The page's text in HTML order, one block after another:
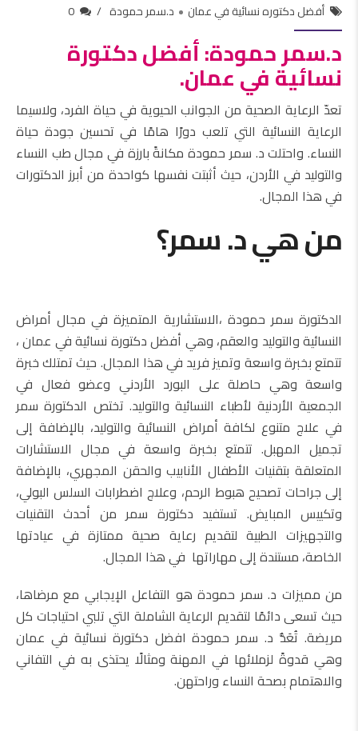
أفضل دكتوره نسائية في عمان د.سمر حمودة 0
د.سمر حمودة: أفضل دكتورة
نسائية في عمان.
تعدّ الرعاية الصحية من الجوانب الحيوية في حياة الفرد، ولاسيما
الرعاية النسائية التي تلعب دورًا هامًا في تحسين جودة حياة
النساء. واحتلت د. سمر حمودة مكانةً بارزة في مجال طب النساء
والتوليد في الأردن، حيث أثبتت نفسها كواحدة من أبرز الدكتورات
في هذا المجال.
من هي د. سمر؟
الدكتورة سمر حمودة ،الاستشارية المتميزة في مجال أمراض
النسائية والتوليد والعقم، وهي أفضل دكتورة نسائية في عمان ،
تتمتع بخبرة واسعة وتميز فريد في هذا المجال. حيث تمتلك خبرة
واسعة وهي حاصلة على البورد الأردني وعضو فعال في
الجمعية الأردنية لأطباء النسائية والتوليد. تختص الدكتورة سمر
في علاج متنوع لكافة أمراض النسائية والتوليد، بالإضافة إلى
تجميل المهبل. تتمتع بخبرة واسعة في مجال الاستشارات
المتعلقة بتقنيات الأطفال الأنابيب والحقن المجهري، بالإضافة
إلى جراحات تصحيح هبوط الرحم، وعلاج اضطرابات السلس البولي،
وتكييس المبايض. تستفيد دكتورة سمر من أحدث التقنيات
والتجهيزات الطبية لتقديم رعاية صحية ممتازة في عيادتها
الخاصة، مستندة إلى مهاراتها في هذا المجال.
من مميزات د. سمر حمودة هو التفاعل الإيجابي مع مرضاها،
حيث تسعى دائمًا لتقديم الرعاية الشاملة التي تلبي احتياجات كل
مريضة. تُعَدُّ د. سمر حمودة افضل دكتورة نسائية في عمان
وهي قدوةً لزملائها في المهنة ومثالًا يحتذى به في التفاني
والاهتمام بصحة النساء وراحتهن.